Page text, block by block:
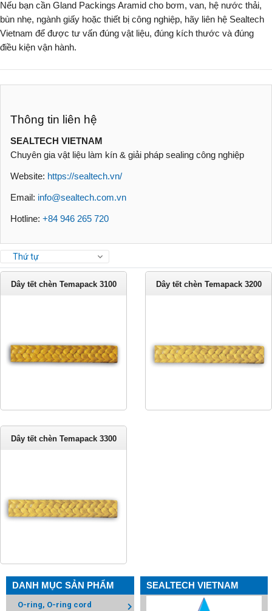
DANH MỤC SẢN PHẨM
O-ring, O-ring cord
Nếu bạn cần Gland Packings Aramid cho bơm, van, hệ nước thải,
bùn nhẹ, ngành giấy hoặc thiết bị công nghiệp, hãy liên hệ Sealtech
Vietnam để được tư vấn đúng vật liệu, đúng kích thước và đúng
điều kiện vận hành.
Thông tin liên hệ
SEALTECH VIETNAM
Chuyên gia vật liệu làm kín & giải pháp sealing công nghiệp
Website: https://sealtech.vn/
Email: info@sealtech.com.vn
Hotline: +84 946 265 720
Thứ tự
Dây tết chèn Temapack 3100 Dây tết chèn Temapack 3200
Dây tết chèn Temapack 3300
SEALTECH VIETNAM